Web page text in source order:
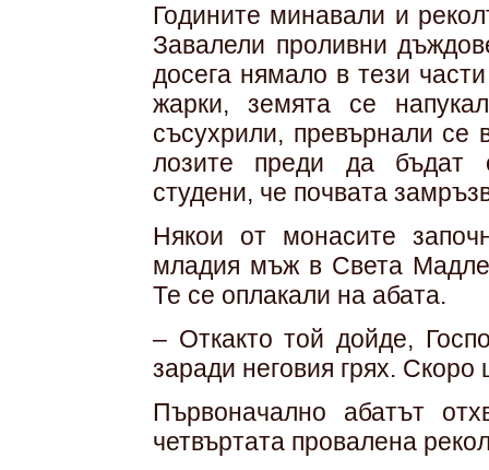
Годините минавали и
Завалели проливни
досега нямало в тези
жарки, земята се
съсухрили, превърнали се
лозите преди да бъдат
студени, че почвата
Някои от монасите
младия мъж в Света
Те се оплакали на абата.
– Откакто той дойде,
заради неговия грях.
Първоначално абатът
четвъртата провалена